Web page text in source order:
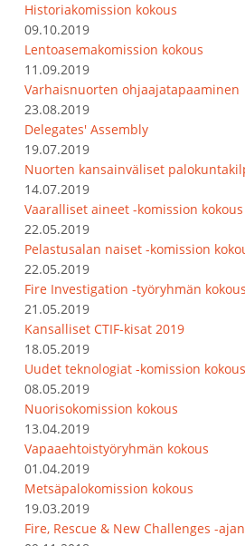
Historiakomission kokous
09.10.2019
Lentoasemakomission kokous
11.09.2019
Varhaisnuorten ohjaajatapaaminen
23.08.2019
Delegates' Assembly
19.07.2019
Nuorten kansainväliset
14.07.2019
Vaaralliset aineet -komission kokous
22.05.2019
Pelastusalan naiset -komission
22.05.2019
Fire Investigation -työryhmän kokous
21.05.2019
Kansalliset CTIF-kisat 2019
18.05.2019
Uudet teknologiat -komission kokous
08.05.2019
Nuorisokomission kokous
13.04.2019
Vapaaehtoistyöryhmän kokous
01.04.2019
Metsäpalokomission kokous
19.03.2019
Fire, Rescue & New Challenges -